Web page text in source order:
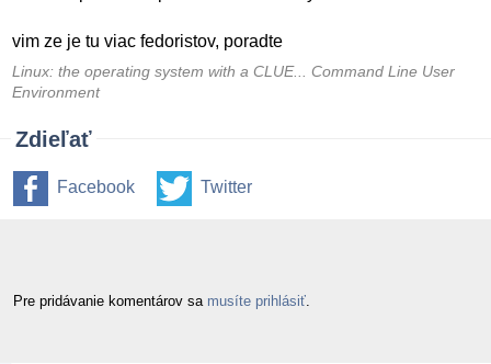
vim ze je tu viac fedoristov, poradte
Linux: the operating system with a CLUE... Command Line User
Environment
Zdieľať
Facebook Twitter
Pre pridávanie komentárov sa musíte prihlásiť